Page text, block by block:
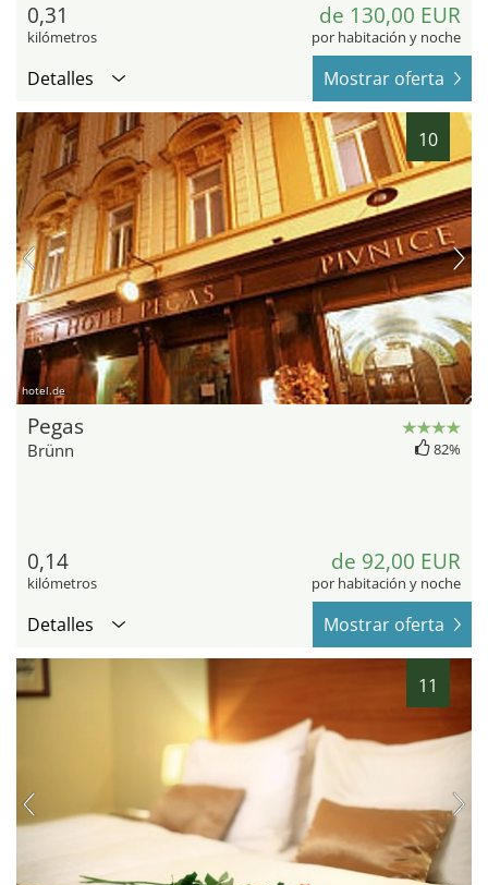
0,31
kilómetros
de 130,00 EUR
por habitación y noche
Detalles Mostrar oferta
10
hotel.de
Pegas
Brünn 82%
0,14
kilómetros
de 92,00 EUR
por habitación y noche
Detalles Mostrar oferta
11